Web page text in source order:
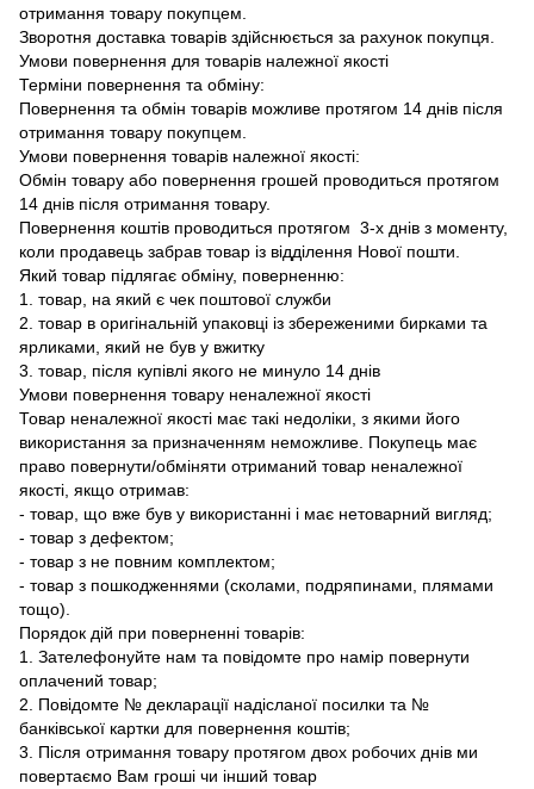
отримання товару покупцем.
Зворотня доставка товарів здійснюється за рахунок покупця.
Умови повернення для товарів належної якості
Терміни повернення та обміну:
Повернення та обмін товарів можливе протягом 14 днів після
отримання товару покупцем.
Умови повернення товарів належної якості:
Обмін товару або повернення грошей проводиться протягом
14 днів після отримання товару.
Повернення коштів проводиться протягом 3-х днів з моменту,
коли продавець забрав товар із відділення Нової пошти.
Який товар підлягає обміну, поверненню:
1. товар, на який є чек поштової служби
2. товар в оригінальній упаковці із збереженими бирками та
ярликами, який не був у вжитку
3. товар, після купівлі якого не минуло 14 днів
Умови повернення товару неналежної якості
Товар неналежної якості має такі недоліки, з якими його
використання за призначенням неможливе. Покупець має
право повернути/обміняти отриманий товар неналежної
якості, якщо отримав:
- товар, що вже був у використанні і має нетоварний вигляд;
- товар з дефектом;
- товар з не повним комплектом;
- товар з пошкодженнями (сколами, подряпинами, плямами
тощо).
Порядок дій при поверненні товарів:
1. Зателефонуйте нам та повідомте про намір повернути
оплачений товар;
2. Повідомте № декларації надісланої посилки та №
банківської картки для повернення коштів;
3. Після отримання товару протягом двох робочих днів ми
повертаємо Вам гроші чи інший товар